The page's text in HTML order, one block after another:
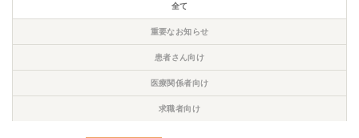
全て
重要なお知らせ
患者さん向け
医療関係者向け
求職者向け